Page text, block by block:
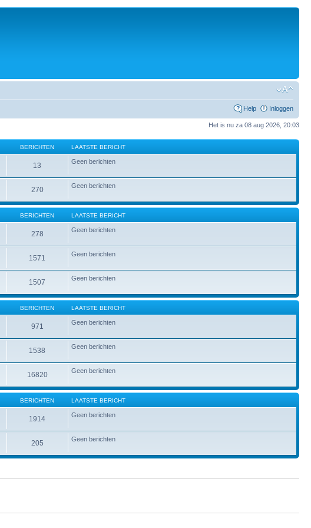
Help Inloggen
Het is nu za 08 aug 2026, 20:03
BERICHTEN LAATSTE BERICHT
13 Geen berichten
270 Geen berichten
BERICHTEN LAATSTE BERICHT
278 Geen berichten
1571 Geen berichten
1507 Geen berichten
BERICHTEN LAATSTE BERICHT
971 Geen berichten
1538 Geen berichten
16820 Geen berichten
BERICHTEN LAATSTE BERICHT
1914 Geen berichten
205 Geen berichten